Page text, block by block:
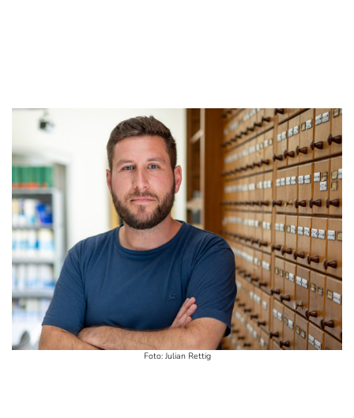
Foto: Julian Rettig